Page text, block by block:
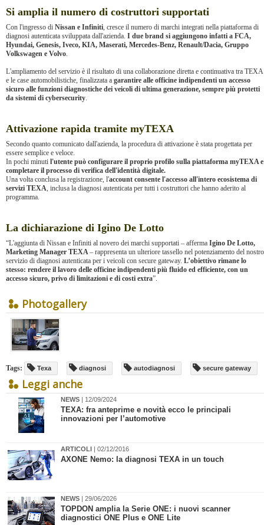
Si amplia il numero di costruttori supportati
Con l'ingresso di Nissan e Infiniti, cresce il numero di marchi integrati nella piattaforma di
diagnosi autenticata sviluppata dall'azienda. I due brand si aggiungono infatti a FCA,
Hyundai, Genesis, Iveco, KIA, Maserati, Mercedes-Benz, Renault/Dacia, Gruppo
Volkswagen e Volvo.
L'ampliamento del servizio è il risultato di una collaborazione diretta e continuativa tra TEXA
e le case automobilistiche, finalizzata a garantire alle officine indipendenti un accesso
sicuro alle funzioni diagnostiche dei veicoli di ultima generazione, sempre più protetti
da sistemi di cybersecurity.
Attivazione rapida tramite myTEXA
Secondo quanto comunicato dall'azienda, la procedura di attivazione è stata progettata per
essere semplice e veloce.
In pochi minuti l'utente può configurare il proprio profilo sulla piattaforma myTEXA e
completare il processo di verifica dell'identità digitale.
Una volta conclusa la registrazione, l'account consente l'accesso all'intero ecosistema di
servizi TEXA, inclusa la diagnosi autenticata per tutti i costruttori che hanno aderito al
programma.
La dichiarazione di Igino De Lotto
“L'aggiunta di Nissan e Infiniti al novero dei marchi supportati – afferma Igino De Lotto,
Marketing Manager TEXA– rappresenta un ulteriore tassello nel potenziamento del nostro
servizio di diagnosi autenticata per i veicoli con secure gateway. L’obiettivo rimane lo
stesso: rendere il lavoro delle officine indipendenti più fluido ed efficiente, con un
accesso sicuro, privo di limitazioni e di costi extra”.
Photogallery
Tags: Texa diagnosi autodiagnosi secure gateway
Leggi anche
NEWS | 12/09/2024
TEXA: fra anteprime e novità ecco le principali
innovazioni per l’automotive
ARTICOLI | 02/12/2016
AXONE Nemo: la diagnosi TEXA in un touch
NEWS | 29/06/2026
TOPDON amplia la Serie ONE: i nuovi scanner
diagnostici ONE Plus e ONE Lite